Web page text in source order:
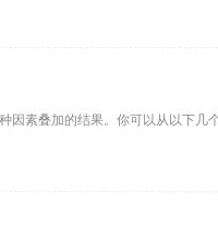
素叠加的结果。你可以从以下几